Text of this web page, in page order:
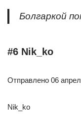
Болгаркой
#6 Nik_ko
Отправлено 06
Nik_ko